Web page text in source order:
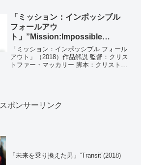
ドゥリス 撮影：ヨスト・ヴァカーノ、ソ
ル・ネグ...
「ミッション：インポッシブル
フォールアウ
ト」”Mission:Impossible
Fallout”(2018)
「ミッション：インポッシブル フォール
アウト」（2018）作品解説 監督：クリス
トファー・マッカリー 脚本：クリストフ
スポンサーリンク
「未来を乗り換えた男」”Transit”(2018)